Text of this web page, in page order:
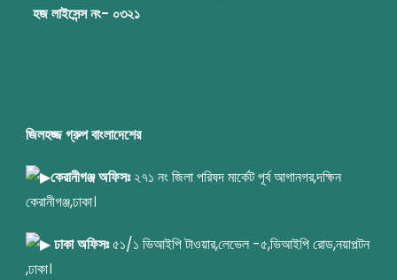
হজ লাইসেন্স নং- ০৩২১
জিলহজ্জ গ্রুপ বাংলাদেশের
কেরানীগঞ্জ অফিসঃ২৭১ নং জিলা পরিষদ মার্কেট পূর্ব আগানগর,দক্ষিন
কেরানীগঞ্জ,ঢাকা।
ঢাকা অফিসঃ৫১/১ ভিআইপি টাওয়ার,লেভেল -৫,ভিআইপি রোড,নয়াপল্টন
,ঢাকা।